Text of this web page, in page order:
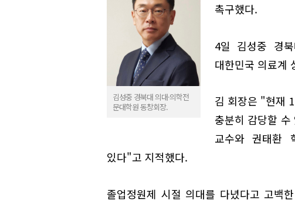
김성중 경북대 의대·의학전
문대학원 동창회장.
촉구했다.
4일 김성중 경북
대한민국 의료계
김 회장은 "현재
충분히 감당할
교수와 권태환
있다"고 지적했다.
졸업정원제 시절 의대를 다녔다고 고백